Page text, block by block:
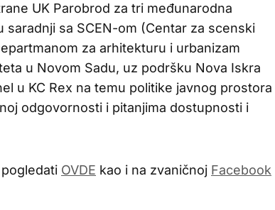
UK Parobrod za tri međunarodna
sa SCEN-om (Centar za scenski
za arhitekturu i urbanizam
u Novom Sadu, uz podršku Nova Iskra
u KC Rex na temu politike javnog prostora
odgovornosti i pitanjima dostupnosti i
OVDE kao i na zvaničnoj Facebook